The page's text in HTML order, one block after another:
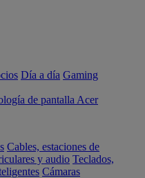
Día a día Gaming
de pantalla Acer
Cables, estaciones de
y audio Teclados,
Cámaras